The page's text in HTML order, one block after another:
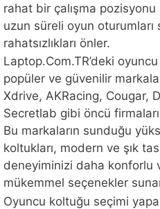
rahat bir çalışma
uzun süreli oyun oturumları
rahatsızlıkları önler.
Laptop.Com.TR’deki
popüler ve güvenilir
Xdrive, AKRacing, Cougar,
Secretlab gibi öncü
Bu markaların sunduğu
koltukları, modern ve şık
deneyiminizi daha konforlu
mükemmel seçenekler
Oyuncu koltuğu seçimi